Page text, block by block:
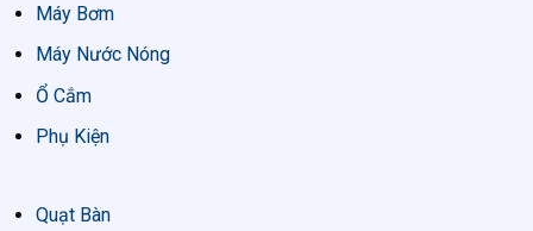
Máy Bơm
Máy Nước Nóng
Ổ Cắm
Phụ Kiện
Quạt Bàn